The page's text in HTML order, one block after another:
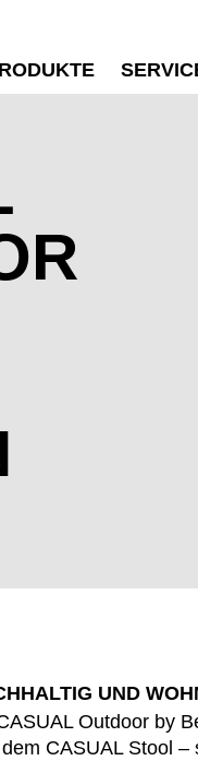
UND
Outdoor by
CASUAL Stool